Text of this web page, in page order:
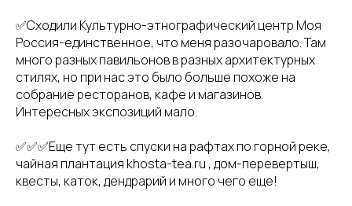
✅Сходили Культурно-этнографический центр Моя
Россия-единственное, что меня разочаровало. Там
много разных павильонов в разных архитектурных
стилях, но при нас это было больше похоже на
собрание ресторанов, кафе и магазинов.
Интересных экспозиций мало.
✅✅✅Еще тут есть спуски на рафтах по горной реке,
чайная плантация khosta-tea.ru , дом-перевертыш,
квесты, каток, дендрарий и много чего еще!